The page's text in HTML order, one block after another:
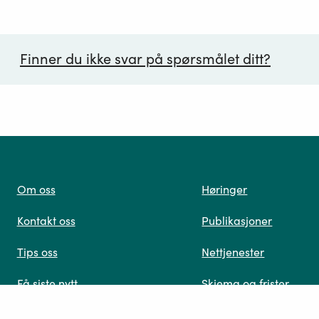
Finner du ikke svar på spørsmålet ditt?
oss
Om oss
Kontakt oss
Tips oss
Få siste nytt
Høringer
Publikasjoner
Nettjenester
Skjema og frister